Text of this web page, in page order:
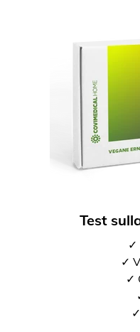
Test
✓
✓
✓